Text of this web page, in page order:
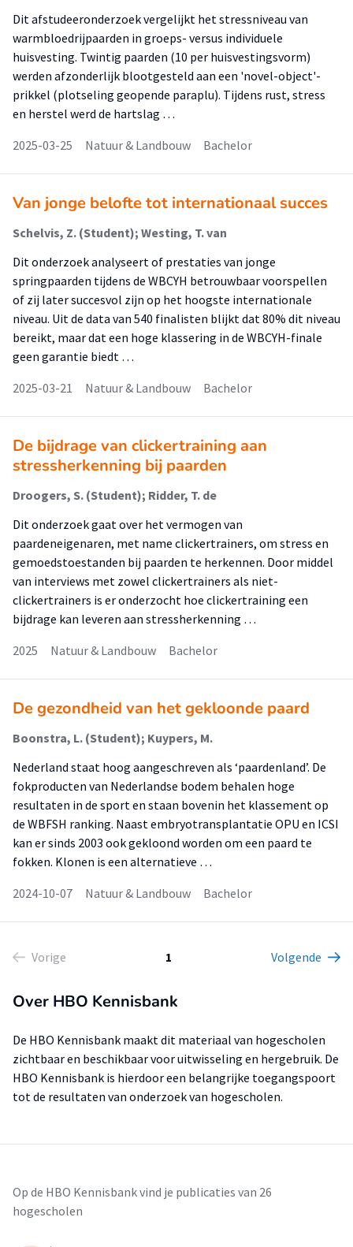
Dit afstudeeronderzoek vergelijkt het stressniveau van
warmbloedrijpaarden in groeps- versus individuele
huisvesting. Twintig paarden (10 per huisvestingsvorm)
werden afzonderlijk blootgesteld aan een 'novel-object'-
prikkel (plotseling geopende paraplu). Tijdens rust, stress
en herstel werd de hartslag …
2025-03-25
Natuur & Landbouw Bachelor
Van jonge belofte tot internationaal succes
Schelvis, Z. (Student); Westing, T. van
Dit onderzoek analyseert of prestaties van jonge
springpaarden tijdens de WBCYH betrouwbaar voorspellen
of zij later succesvol zijn op het hoogste internationale
niveau. Uit de data van 540 finalisten blijkt dat 80% dit niveau
bereikt, maar dat een hoge klassering in de WBCYH-finale
geen garantie biedt …
2025-03-21
Natuur & Landbouw Bachelor
De bijdrage van clickertraining aan
stressherkenning bij paarden
Droogers, S. (Student); Ridder, T. de
Dit onderzoek gaat over het vermogen van
paardeneigenaren, met name clickertrainers, om stress en
gemoedstoestanden bij paarden te herkennen. Door middel
van interviews met zowel clickertrainers als niet-
clickertrainers is er onderzocht hoe clickertraining een
bijdrage kan leveren aan stressherkenning …
2025
Natuur & Landbouw Bachelor
De gezondheid van het gekloonde paard
Boonstra, L. (Student); Kuypers, M.
Nederland staat hoog aangeschreven als ‘paardenland’. De
fokproducten van Nederlandse bodem behalen hoge
resultaten in de sport en staan bovenin het klassement op
de WBFSH ranking. Naast embryotransplantatie OPU en ICSI
kan er sinds 2003 ook gekloond worden om een paard te
fokken. Klonen is een alternatieve …
2024-10-07
Natuur & Landbouw Bachelor
Vorige 1 Volgende
Over HBO Kennisbank
De HBO Kennisbank maakt dit materiaal van hogescholen
zichtbaar en beschikbaar voor uitwisseling en hergebruik. De
HBO Kennisbank is hierdoor een belangrijke toegangspoort
tot de resultaten van onderzoek van hogescholen.
Op de HBO Kennisbank vind je publicaties van 26
hogescholen